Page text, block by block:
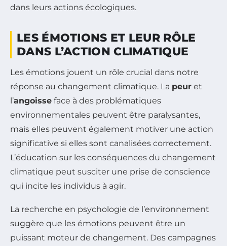
dans leurs actions écologiques.
LES ÉMOTIONS ET LEUR RÔLE
DANS L’ACTION CLIMATIQUE
Les émotions jouent un rôle crucial dans notre
réponse au changement climatique. La peur et
l’angoisse face à des problématiques
environnementales peuvent être paralysantes,
mais elles peuvent également motiver une action
significative si elles sont canalisées correctement.
L’éducation sur les conséquences du changement
climatique peut susciter une prise de conscience
qui incite les individus à agir.
La recherche en psychologie de l’environnement
suggère que les émotions peuvent être un
puissant moteur de changement. Des campagnes